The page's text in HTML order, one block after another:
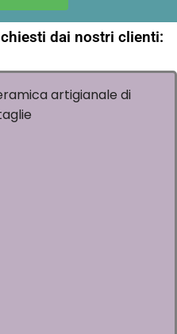
dai nostri clienti: